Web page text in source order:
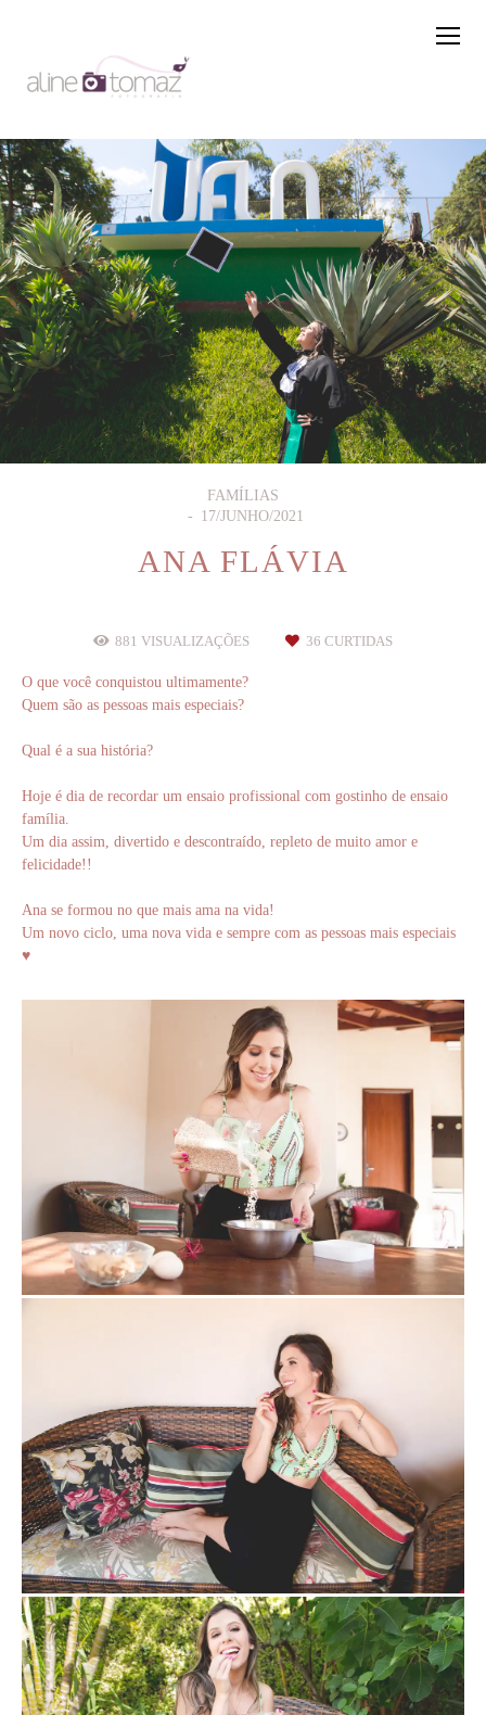
FAMÍLIAS
17/JUNHO/2021
ANA FLÁVIA
881 VISUALIZAÇÕES 36 CURTIDAS
O que você conquistou ultimamente?
Quem são as pessoas mais especiais?
Qual é a sua história?
Hoje é dia de recordar um ensaio profissional com gostinho de ensaio
família.
Um dia assim, divertido e descontraído, repleto de muito amor e
felicidade!!
Ana se formou no que mais ama na vida!
Um novo ciclo, uma nova vida e sempre com as pessoas mais especiais
♥